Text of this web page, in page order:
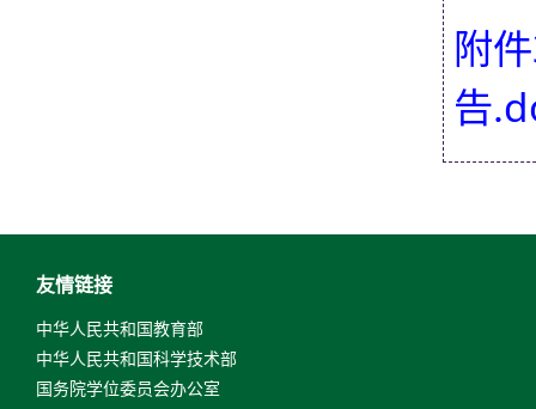
附
告
友情链接
中华人民共和国教育部
中华人民共和国科学技术部
国务院学位委员会办公室